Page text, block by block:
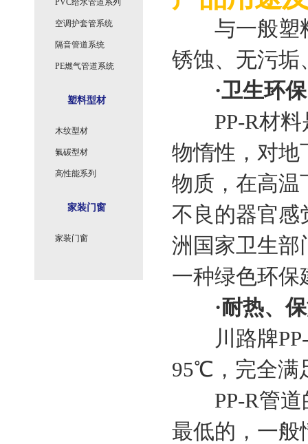
PVC给水管道系列
空调护套管系统
隔音管道系统
PE燃气管道系统
塑料型材
木纹型材
氟碳型材
高性能系列
家装门窗
家装门窗
与一般塑料
锈蚀、无污垢
·卫生环
PP-R材料
物惰性，对地
物质，在高温
不良的器官感
洲国家卫生部
一种绿色环保
·耐热、
川路牌PP-
95℃，完全满
PP-R管道
最低的，一般